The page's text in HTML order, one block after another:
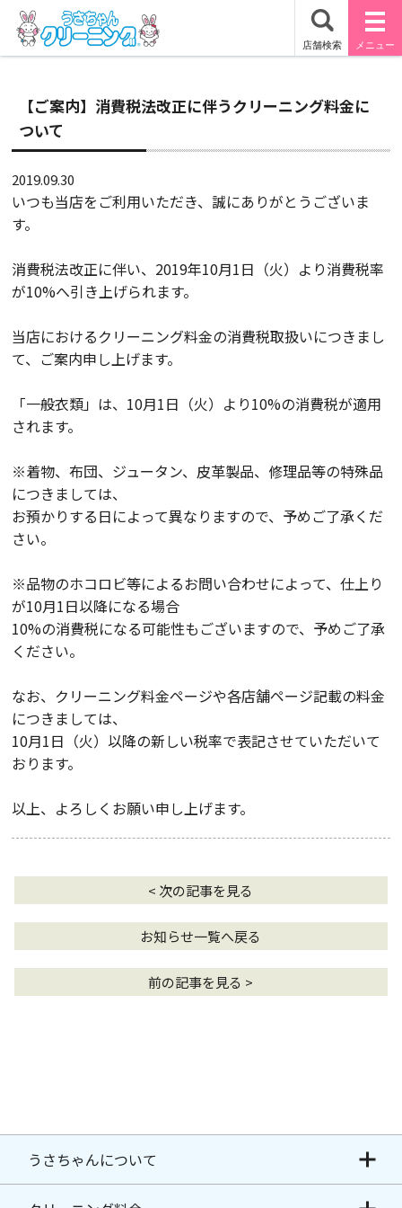
【ご案内】消費税法改正に伴うクリーニング料金に
ついて
2019.09.30
いつも当店をご利用いただき、誠にありがとうございま
す。
消費税法改正に伴い、2019年10月1日（火）より消費税率
が10%へ引き上げられます。
当店におけるクリーニング料金の消費税取扱いにつきまし
て、ご案内申し上げます。
「一般衣類」は、10月1日（火）より10%の消費税が適用
されます。
※着物、布団、ジュータン、皮革製品、修理品等の特殊品
につきましては、
お預かりする日によって異なりますので、予めご了承くだ
さい。
※品物のホコロビ等によるお問い合わせによって、仕上り
が10月1日以降になる場合
10%の消費税になる可能性もございますので、予めご了承
ください。
なお、クリーニング料金ページや各店舗ページ記載の料金
につきましては、
10月1日（火）以降の新しい税率で表記させていただいて
おります。
以上、よろしくお願い申し上げます。
< 次の記事を見る
お知らせ一覧へ戻る
前の記事を見る >
うさちゃんについて